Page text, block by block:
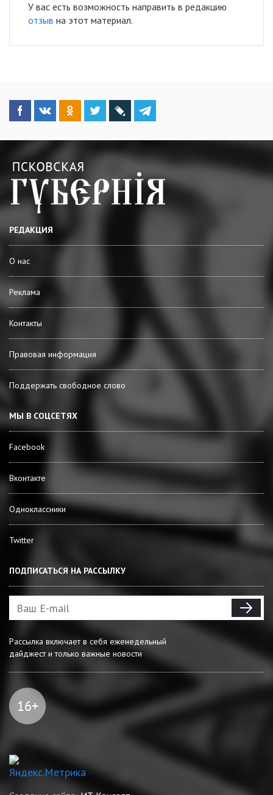
У вас есть возможность направить в редакцию
отзыв на этот материал.
РЕДАКЦИЯ
О нас
Реклама
Контакты
Правовая информация
Поддержать свободное слово
МЫ В СОЦСЕТЯХ
Facebook
Вконтакте
Одноклассники
Twitter
ПОДПИСАТЬСЯ НА РАССЫЛКУ
Рассылка включает в себя еженедельный
дайджест и только важные новости